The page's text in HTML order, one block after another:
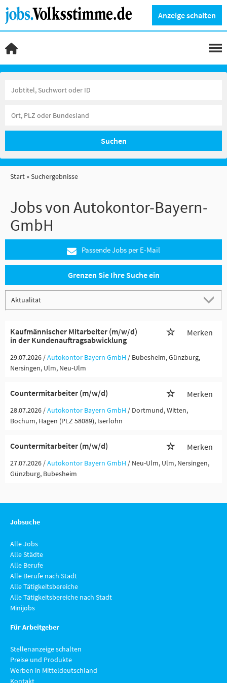
Anzeige schalten
Suchen
Start Suchergebnisse
Jobs von Autokontor-Bayern-
GmbH
Passende Jobs per E-Mail
Grenzen Sie Ihre Suche ein
Kaufmännischer Mitarbeiter (m/w/d)
in der Kundenauftragsabwicklung
Merken
29.07.2026 /Autokontor Bayern GmbH / Bubesheim, Günzburg,
Nersingen, Ulm, Neu-Ulm
Countermitarbeiter (m/w/d) Merken
28.07.2026 /Autokontor Bayern GmbH / Dortmund, Witten,
Bochum, Hagen (PLZ 58089), Iserlohn
Countermitarbeiter (m/w/d) Merken
27.07.2026 /Autokontor Bayern GmbH / Neu-Ulm, Ulm, Nersingen,
Günzburg, Bubesheim
Jobsuche
Alle Jobs
Alle Städte
Alle Berufe
Alle Berufe nach Stadt
Alle Tätigkeitsbereiche
Alle Tätigkeitsbereiche nach Stadt
Minijobs
Für Arbeitgeber
Stellenanzeige schalten
Preise und Produkte
Werben in Mitteldeutschland
Kontakt